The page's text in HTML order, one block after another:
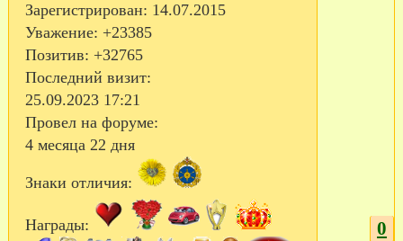
Зарегистрирован: 14.07.2015
Уважение: +23385
Позитив: +32765
Последний визит:
25.09.2023 17:21
Провел на форуме:
4 месяца 22 дня
Знаки отличия:
Награды: 0